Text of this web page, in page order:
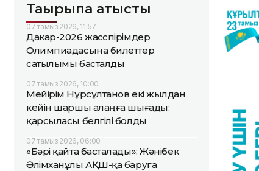
Тақырыпқа қатысты
07 тамыз 2026, 11:57
Дакар-2026 жасөспірімдер
Олимпиадасына билеттер
сатылымы басталды
07 тамыз 2026, 10:00
Мейірім Нұрсұлтанов екі жылдан
кейін шаршы алаңға шығады:
қарсыласы белгілі болды
07 тамыз 2026, 06:00
«Бәрі қайта басталады»: Жәнібек
Әлімханұлы АҚШ-қа баруға